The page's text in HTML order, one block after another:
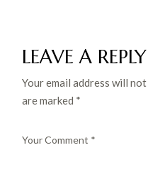
LEAVE A REPLY
Your email address will
are marked *